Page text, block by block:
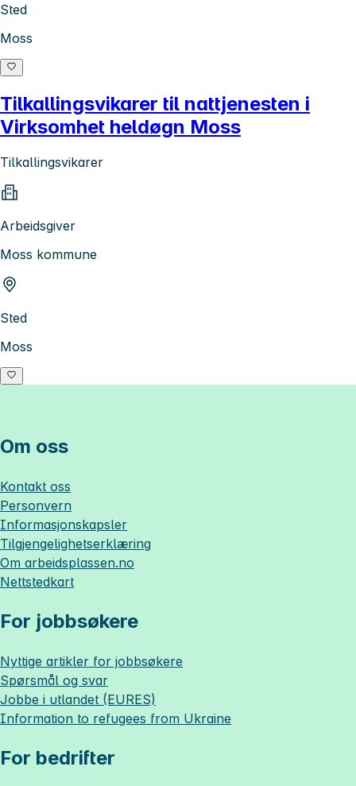
Sted
Moss
Tilkallingsvikarer til nattjenesten i
Virksomhet heldøgn Moss
Tilkallingsvikarer
Arbeidsgiver
Moss kommune
Sted
Moss
Om oss
Kontakt oss
Personvern
Informasjonskapsler
Tilgjengelighetserklæring
Om arbeidsplassen.no
Nettstedkart
For jobbsøkere
Nyttige artikler for jobbsøkere
Spørsmål og svar
Jobbe i utlandet (EURES)
Information to refugees from Ukraine
For bedrifter